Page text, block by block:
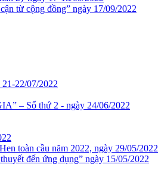
từ cộng đồng” ngày 17/09/2022
22/07/2022
– Số thứ 2 - ngày 24/06/2022
toàn cầu năm 2022, ngày 29/05/2022
đến ứng dụng” ngày 15/05/2022